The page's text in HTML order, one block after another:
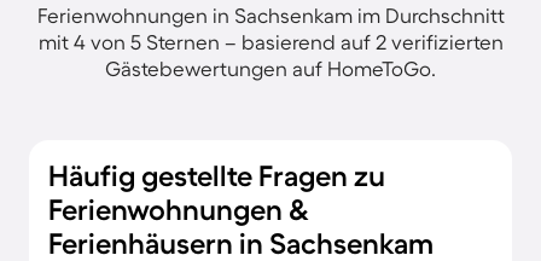
Ferienwohnungen in Sachsenkam im Durchschnitt
mit 4 von 5 Sternen – basierend auf 2 verifizierten
Gästebewertungen auf HomeToGo.
Häufig gestellte Fragen zu
Ferienwohnungen &
Ferienhäusern in Sachsenkam